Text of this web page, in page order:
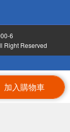
加入購物車
6
Right Reserved